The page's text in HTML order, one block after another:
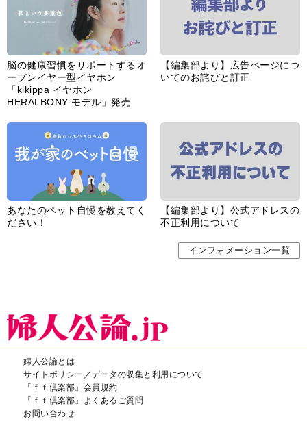
脳の健康習慣をサポートするオ
ープンイヤー型イヤホン
「kikippa イヤホン
HERALBONY モデル」発売
【編集部より】広告ページにつ
いてのお詫びと訂正
あなたのペット自慢を教えてく
ださい！
【編集部より】公式アドレスの
不正利用について
インフォメーション一覧
婦人公論とは
サイトポリシー／データの収集と利用について
「ｆｆ倶楽部」会員規約
「ｆｆ倶楽部」よくあるご質問
お問い合わせ